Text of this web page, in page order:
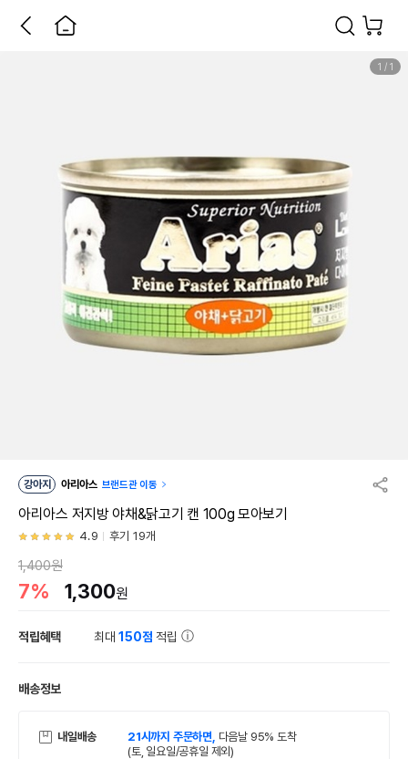
1 / 1
강아지 아리아스 브랜드관 이동
아리아스 저지방 야채&닭고기 캔 100g 모아보기
4.9 후기 19개
1,400원
7% 1,300원
적립혜택 최대150점 적립
배송정보
내일배송 21시까지 주문하면, 다음날 95% 도착
(토, 일요일/공휴일 제외)